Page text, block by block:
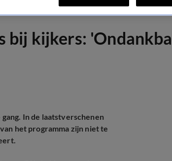
bij kijkers:
In de laatstverschenen
het programma zijn niet te